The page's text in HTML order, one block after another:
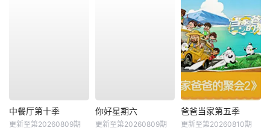
中餐厅第十季
更新至第20260809期
你好星期六
更新至第20260809期
爸爸当家第五季
更新至第20260810期